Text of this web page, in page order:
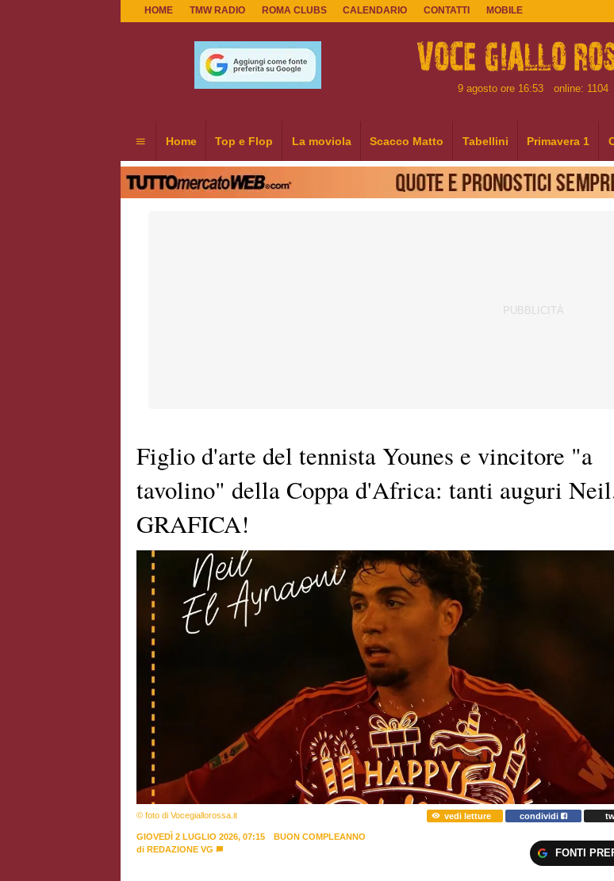
HOME TMW RADIO ROMA CLUBS CALENDARIO CONTATTI MOBILE
9 agosto ore 16:53 online: 1104
Home Top e Flop La moviola Scacco Matto Tabellini Primavera 1
Figlio d'arte del tennista Younes e vincitore "a
tavolino" della Coppa d'Africa: tanti auguri
GRAFICA!
© foto di Vocegiallorossa.it vedi letture condividi
GIOVEDÌ 2 LUGLIO 2026, 07:15
BUON COMPLEANNO
di REDAZIONE VG FONTI